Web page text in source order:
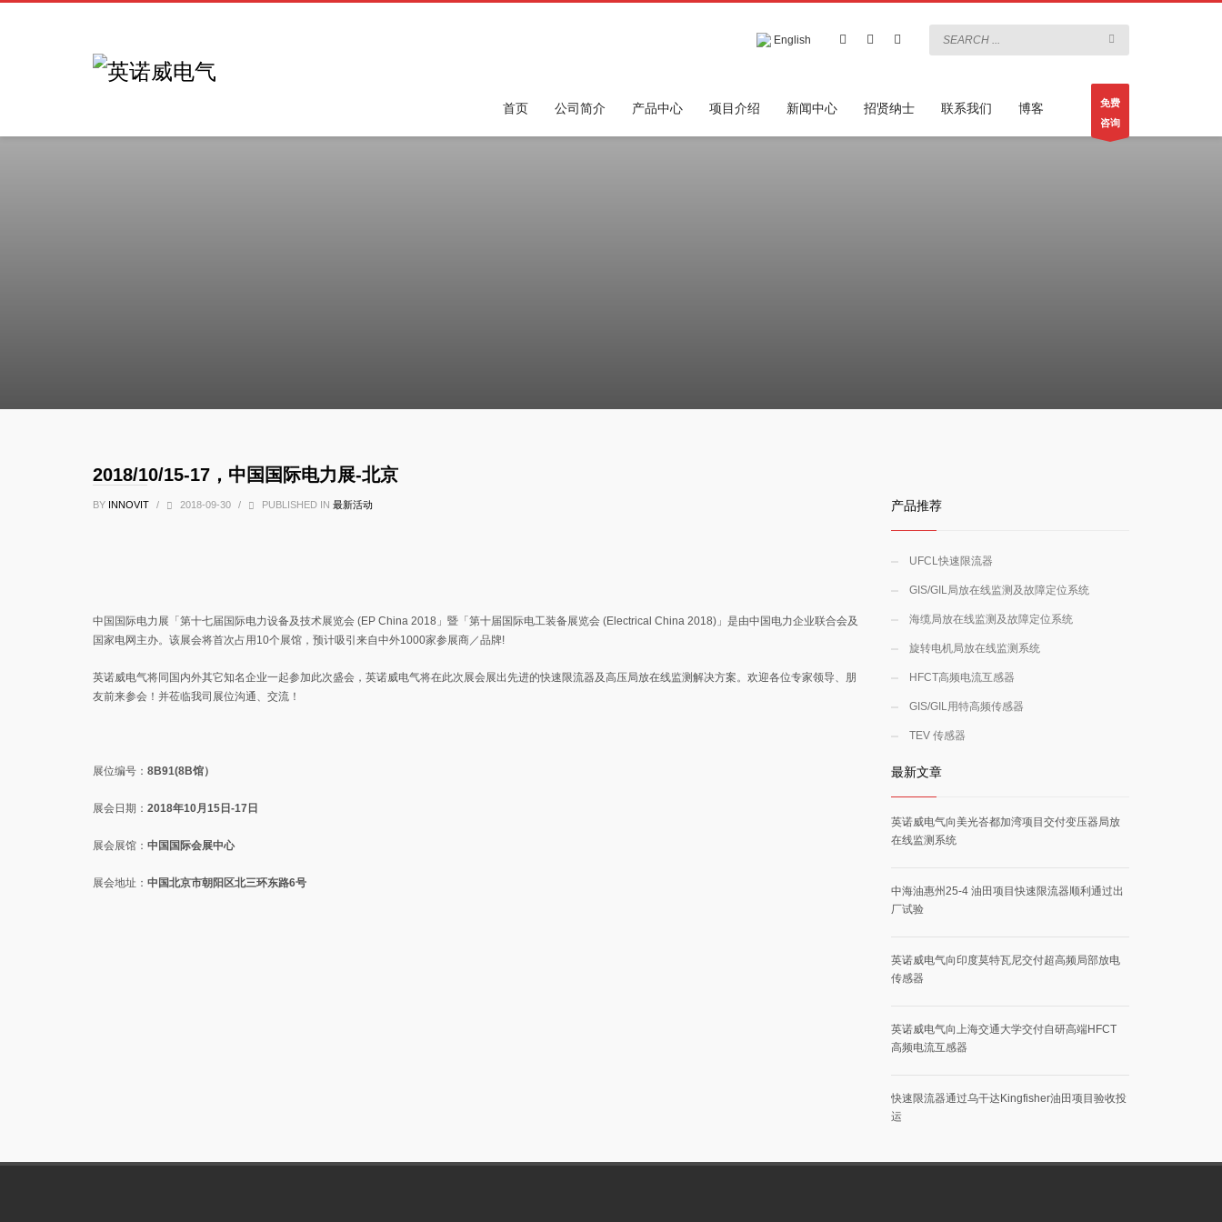
English
首页 公司简介 产品中心 项目介绍 新闻中心 招贤纳士 联系我们 博客
免费
咨询
2018/10/15-17，中国国际电力展-北京
BY INNOVIT / 2018-09-30 / PUBLISHED IN 最新活动
中国国际电力展「第十七届国际电力设备及技术展览会 (EP China 2018」暨「第十届国际电工装备展览会 (Electrical China 2018)」是由中国电力企业联合会及
国家电网主办。该展会将首次占用10个展馆，预计吸引来自中外1000家参展商／品牌!
英诺威电气将同国内外其它知名企业一起参加此次盛会，英诺威电气将在此次展会展出先进的快速限流器及高压局放在线监测解决方案。欢迎各位专家领导、朋
友前来参会！并莅临我司展位沟通、交流！
展位编号： 8B91(8B馆）
展会日期： 2018年10月15日-17日
展会展馆： 中国国际会展中心
展会地址： 中国北京市朝阳区北三环东路6号
产品推荐
UFCL快速限流器
GIS/GIL局放在线监测及故障定位系统
海缆局放在线监测及故障定位系统
旋转电机局放在线监测系统
HFCT高频电流互感器
GIS/GIL用特高频传感器
TEV 传感器
最新文章
英诺威电气向美光峇都加湾项目交付变压器局放
在线监测系统
中海油惠州25-4 油田项目快速限流器顺利通过出
厂试验
英诺威电气向印度莫特瓦尼交付超高频局部放电
传感器
英诺威电气向上海交通大学交付自研高端HFCT
高频电流互感器
快速限流器通过乌干达Kingfisher油田项目验收投
运